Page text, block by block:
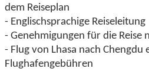
dem Reiseplan
- Englischsprachige Reiseleitung
- Genehmigungen für die Reise
- Flug von Lhasa nach Chengdu
Flughafengebühren